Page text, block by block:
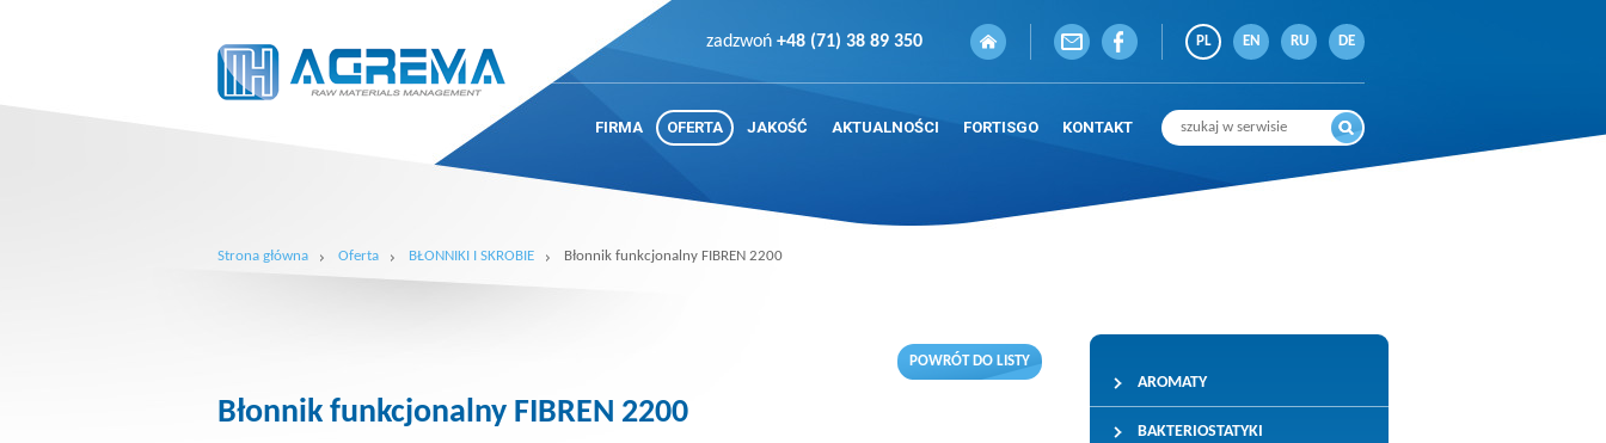
zadzwoń +48 (71) 38 89 350 PL EN RU DE
FIRMA OFERTA JAKOŚĆ AKTUALNOŚCI FORTISGO KONTAKT
Strona główna Oferta BŁONNIKI I SKROBIE Błonnik funkcjonalny FIBREN 2200
AROMATY
BAKTERIOSTATYKI
POWRÓT DO LISTY
Błonnik funkcjonalny FIBREN 2200